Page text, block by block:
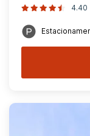
4.40